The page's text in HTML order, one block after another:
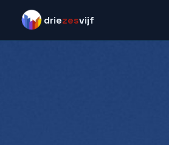
driezesvijf